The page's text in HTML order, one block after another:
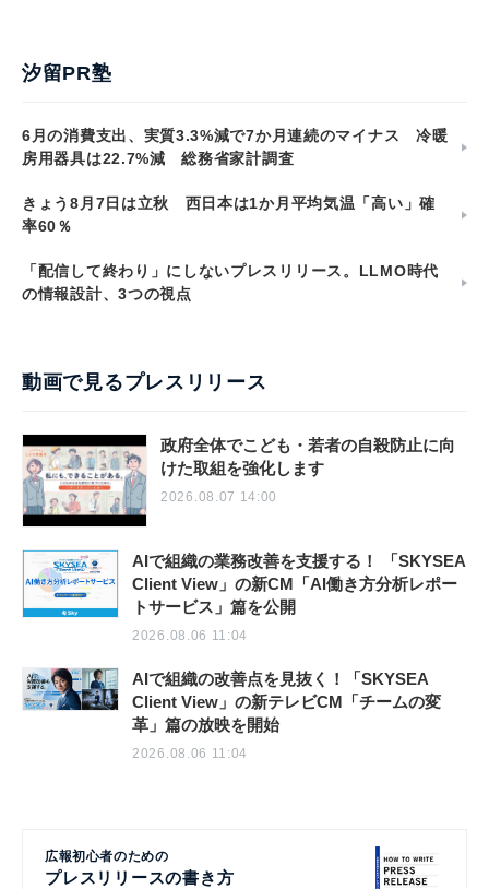
汐留PR塾
6月の消費支出、実質3.3%減で7か月連続のマイナス 冷暖
房用器具は22.7%減 総務省家計調査
きょう8月7日は立秋 西日本は1か月平均気温「高い」確
率60％
「配信して終わり」にしないプレスリリース。LLMO時代
の情報設計、3つの視点
動画で見るプレスリリース
政府全体でこども・若者の自殺防止に向
けた取組を強化します
2026.08.07 14:00
AIで組織の業務改善を支援する！ 「SKYSEA
Client View」の新CM「AI働き方分析レポー
トサービス」篇を公開
2026.08.06 11:04
AIで組織の改善点を見抜く！「SKYSEA
Client View」の新テレビCM「チームの変
革」篇の放映を開始
2026.08.06 11:04
広報初心者のための
プレスリリースの書き方